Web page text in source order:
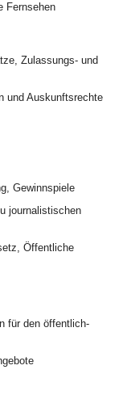
Fernsehen
Zulassungs- und
und Auskunftsrechte
Gewinnspiele
journalistischen
Öffentliche
für den öffentlich-